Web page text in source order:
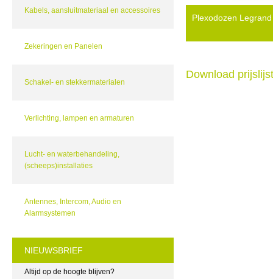
Kabels, aansluitmateriaal en accessoires
Zekeringen en Panelen
Schakel- en stekkermaterialen
Verlichting, lampen en armaturen
Lucht- en waterbehandeling,
(scheeps)installaties
Antennes, Intercom, Audio en
Alarmsystemen
NIEUWSBRIEF
Altijd op de hoogte blijven?
Plexodozen Legrand
Download